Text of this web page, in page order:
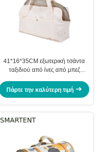
41*16*35CM εξωτερική τσάντα
ταξιδιού από ίνες από μπεζ
βολική αποθήκευση ιδανική για
τους ιδιοκτήτες κατοικίδιων ζώων
Πάρτε την καλύτερη τιμή